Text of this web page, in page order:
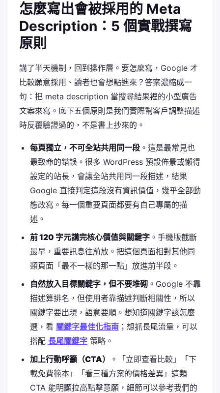
怎麼寫出會被採用的 Meta
Description：5 個實戰撰寫
原則
講了半天機制，回到操作層。要怎麼寫，Google 才
比較願意採用、讀者也會想點進來？答案濃縮成一
句：把 meta description 當搜尋結果裡的小型廣告
文案來寫。底下五個原則是我們實際幫客戶調整描述
時反覆驗證過的，不是書上抄來的。
每頁獨立，不可全站共用同一段。這是最常見也
最致命的錯誤。很多 WordPress 預設佈景或懶得
設定的站長，會讓全站共用同一段描述，結果
Google 直接判定這段沒有資訊價值，幾乎全部動
態改寫。每一個重要頁面都要有自己專屬的描
述。
前 120 字元講完核心價值與關鍵字。手機版截斷
最早，重要訊息往前放。把這個頁面相對其他同
類頁面「最不一樣的那一點」放進前半段。
自然放入目標關鍵字，但不要堆砌。Google 不靠
描述算排名，但使用者靠描述判斷相關性，所以
關鍵字要出現，語意要順。想知道關鍵字該怎麼
選，看 關鍵字最佳化指南；想抓長尾流量，可以
搭配 長尾關鍵字策略。
加上行動呼籲（CTA）
。「立即查看比較」「下
載免費範本」「看三種方案的價格差異」這類
CTA 能明顯拉高點擊意願，細節可以參考我們的